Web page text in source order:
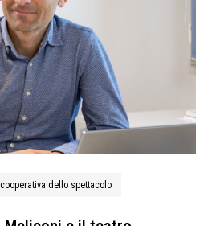
cooperativa dello spettacolo